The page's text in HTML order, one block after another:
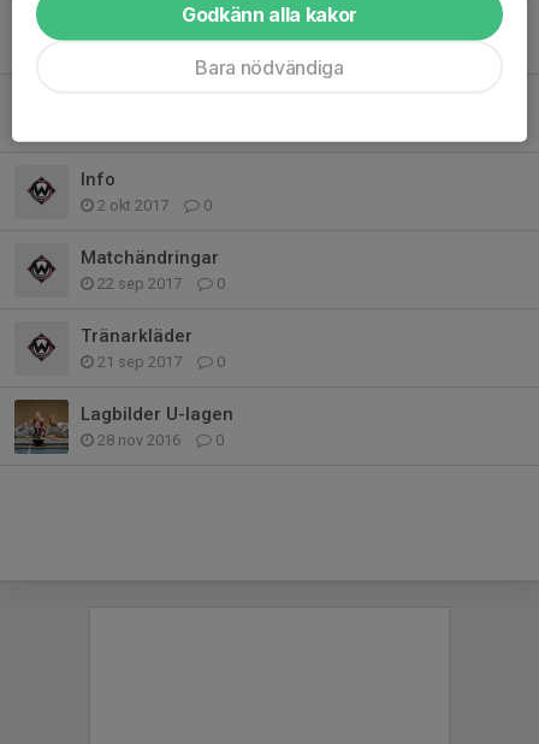
Lagfoton 2017-2018
Info
2 okt 2017 0
Matchändringar
22 sep 2017 0
Tränarkläder
21 sep 2017 0
Lagbilder U-lagen
28 nov 2016 0
Godkänn alla kakor
Bara nödvändiga